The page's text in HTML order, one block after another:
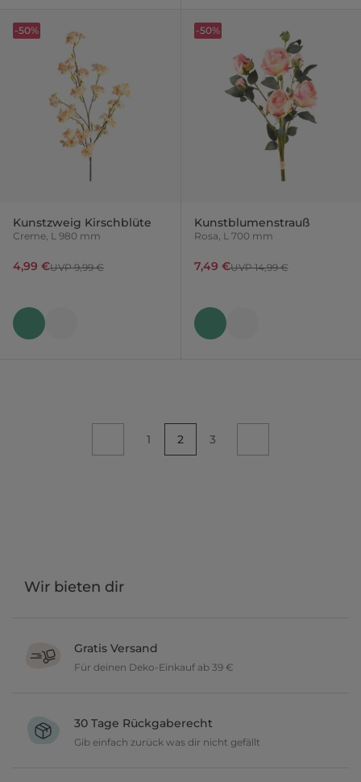
Kunstzweig Kirschblüte
Creme, L 980 mm
4,99 €UVP 9,99 €
-50%
Kunstblumenstrauß
Rosa, L 700 mm
7,49 €UVP 14,99 €
-50%
1 2 3
Wir bieten dir
Gratis Versand
Für deinen Deko-Einkauf ab 39 €
30 Tage Rückgaberecht
Gib einfach zurück was dir nicht gefällt